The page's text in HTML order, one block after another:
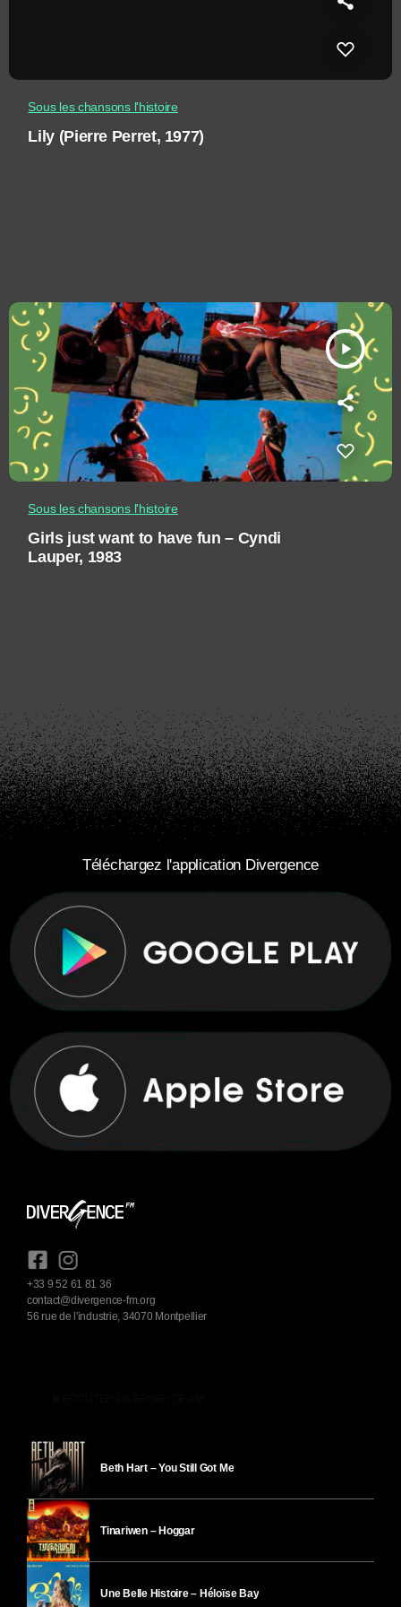
Sous les chansons l'histoire
Lily (Pierre Perret, 1977)
play_arrow
Sous les chansons l'histoire
Girls just want to have fun – Cyndi
Lauper, 1983
Téléchargez l'application Divergence
+33 9 52 61 81 36
contact@divergence-fm.org
56 rue de l'industrie, 34070 Montpellier
Beth Hart – You Still Got Me
Tinariwen – Hoggar
Une Belle Histoire – Héloïse Bay